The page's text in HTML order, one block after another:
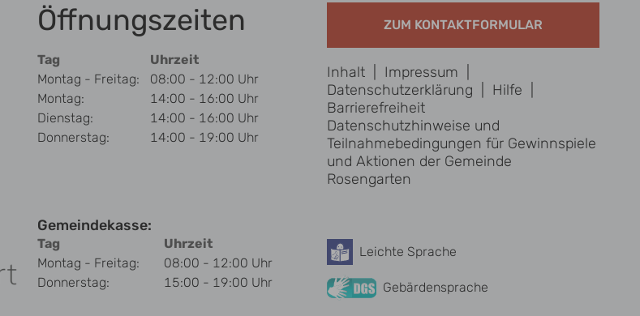
Öffnungszeiten
Tag
Uhrzeit
Montag - Freitag:
08:00 - 12:00 Uhr
Montag:
14:00 - 16:00 Uhr
Dienstag:
14:00 - 16:00 Uhr
Donnerstag:
14:00 - 19:00 Uhr
Gemeindekasse:
Tag
Uhrzeit
Montag - Freitag:
08:00 - 12:00 Uhr
Donnerstag:
15:00 - 19:00 Uhr
ZUM KONTAKTFORMULAR
Inhalt Impressum
Datenschutzerklärung
Hilfe
Barrierefreiheit
Datenschutzhinweise und
Teilnahmebedingungen für Gewinnspiele
und Aktionen der Gemeinde
Rosengarten
Barrierefreiheit
Leichte Sprache
Gebärdensprache